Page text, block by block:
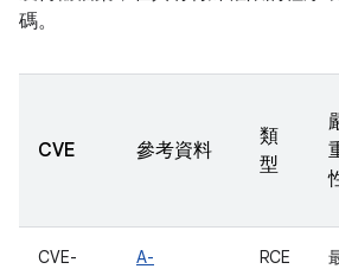
碼。
CVE 參考資料
類
型
CVE-
A-
RCE